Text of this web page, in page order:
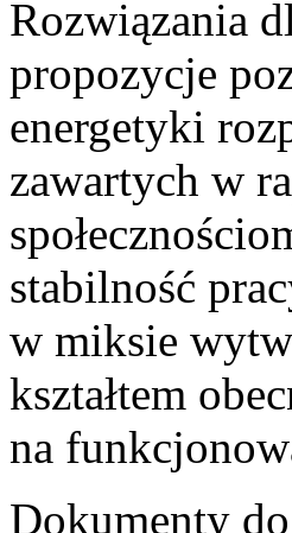
Rozwiązania
propozycje
energetyki
zawartych w
stabilność
w miksie
kształtem
na
Dokumenty